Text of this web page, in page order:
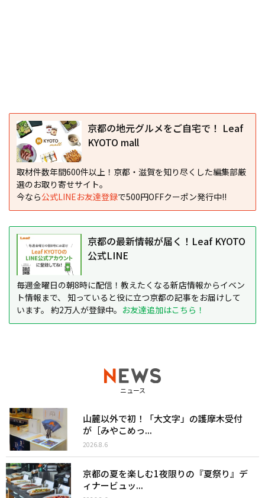
京都の地元グルメをご自宅で！ Leaf
KYOTO mall
取材件数年間600件以上！京都・滋賀を知り尽くした編集部厳
選のお取り寄せサイト。
今なら公式LINEお友達登録で500円OFFクーポン発行中!!
京都の最新情報が届く！Leaf KYOTO
公式LINE
毎週金曜日の朝8時に配信！教えたくなる新店情報からイベン
ト情報まで、 知っていると役に立つ京都の記事をお届けして
います。 約2万人が登録中。 お友達追加はこちら！
ニュース
山麓以外で初！「大文字」の護摩木受付
が［みやこめっ...
2026.8.6
京都の夏を楽しむ1夜限りの『夏祭り』デ
ィナービュッ...